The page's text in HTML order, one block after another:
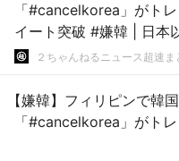
「#cancelkorea」がト
イート突破 #嫌韓 | 日本以外に絡んじゃだめ
だってまだわからんのか
２ちゃんねるニュース超速ま
【嫌韓】フィリピンで韓
「#cancelkorea」がト